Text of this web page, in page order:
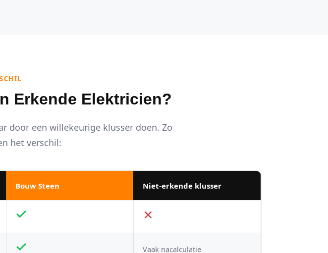
Erkende Elektricien?
door een willekeurige klusser doen. Zo
het verschil:
Bouw Steen Niet-erkende klusser
Vaak nacalculatie